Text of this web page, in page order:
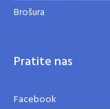
Brošura
Pratite nas
Facebook